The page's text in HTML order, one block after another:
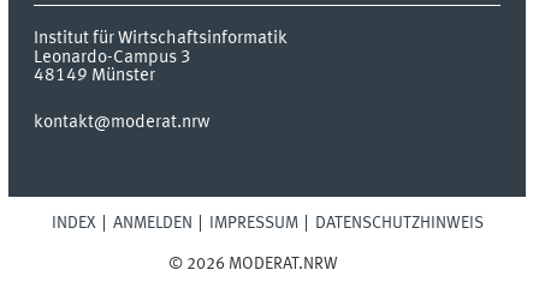
Institut für Wirtschaftsinformatik
Leonardo-Campus 3
48149 Münster
kontakt@moderat.nrw
INDEX ANMELDEN IMPRESSUM DATENSCHUTZHINWEIS
© 2026 MODERAT.NRW